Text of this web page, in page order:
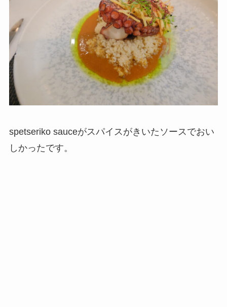
spetseriko sauceがスパイスがきいたソースでおい
しかったです。